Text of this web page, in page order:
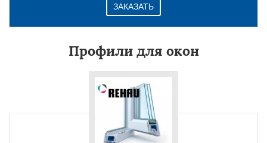
ЗАКАЗАТЬ
Профили для окон